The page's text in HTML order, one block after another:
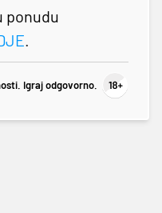
ponudu
.
Igraj odgovorno.